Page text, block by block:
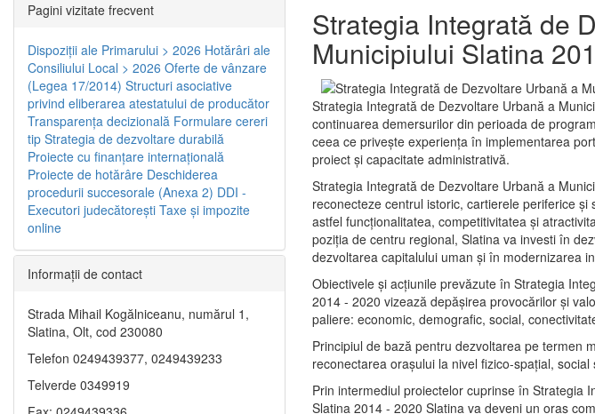
Strategia Integrată de
Municipiului Slatina
Strategia Integrată de Dezvoltare Urbană a
continuarea demersurilor din perioada de
ceea ce priveşte experienţa în implementarea
proiect și capacitate administrativă.
Strategia Integrată de Dezvoltare Urbană a
reconecteze centrul istoric, cartierele periferice
astfel funcţionalitatea, competitivitatea şi
poziţia de centru regional, Slatina va investi în
dezvoltarea capitalului uman şi în modernizarea
Obiectivele şi acţiunile prevăzute în Strategia
2014 - 2020 vizează depășirea provocărilor şi
paliere: economic, demografic, social,
Principiul de bază pentru dezvoltarea pe termen
reconectarea oraşului la nivel fizico-spaţial, social
Prin intermediul proiectelor cuprinse în Strategia
Slatina 2014 - 2020 Slatina va deveni un oraş
Pagini vizitate frecvent
Dispoziţii ale Primarului > 2026 Hotărâri ale
Consiliului Local > 2026 Oferte de vânzare
(Legea 17/2014) Structuri asociative
privind eliberarea atestatului de producător
Transparenţa decizională Formulare cereri
tip Strategia de dezvoltare durabilă
Proiecte cu finanţare internaţională
Proiecte de hotărâre Deschiderea
procedurii succesorale (Anexa 2) DDI -
Executori judecătorești Taxe şi impozite
online
Informaţii de contact
Strada Mihail Kogălniceanu, numărul 1,
Slatina, Olt, cod 230080
Telefon 0249439377, 0249439233
Telverde 0349919